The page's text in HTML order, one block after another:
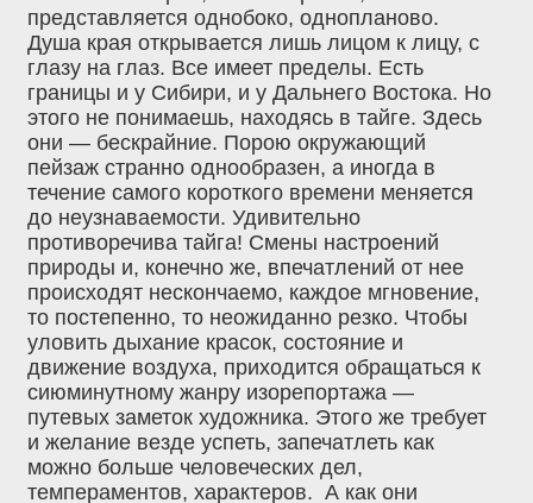
представляется однобоко, однопланово.
Душа края открывается лишь лицом к лицу, с
глазу на глаз. Все имеет пределы. Есть
границы и у Сибири, и у Дальнего Востока. Но
этого не понимаешь, находясь в тайге. Здесь
они — бескрайние. Порою окружающий
пейзаж странно однообразен, а иногда в
течение самого короткого времени меняется
до неузнаваемости. Удивительно
противоречива тайга! Смены настроений
природы и, конечно же, впечатлений от нее
происходят нескончаемо, каждое мгновение,
то постепенно, то неожиданно резко. Чтобы
уловить дыхание красок, состояние и
движение воздуха, приходится обращаться к
сиюминутному жанру изорепортажа —
путевых заметок художника. Этого же требует
и желание везде успеть, запечатлеть как
можно больше человеческих дел,
темпераментов, характеров. А как они